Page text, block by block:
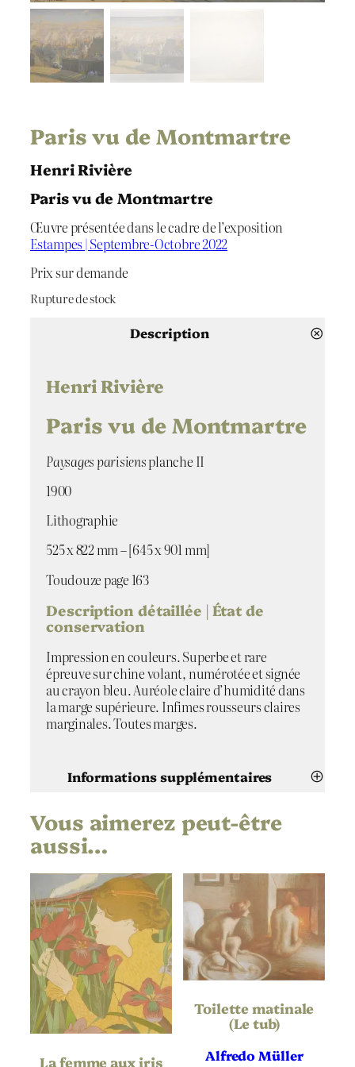
Paris vu de Montmartre
Henri Rivière
Paris vu de Montmartre
Œuvre présentée dans le cadre de l’exposition
Estampes | Septembre-Octobre 2022
Prix sur demande
Rupture de stock
Description
Henri Rivière
Paris vu de Montmartre
Paysages parisiensplanche II
1900
Lithographie
525 x 822 mm – [645 x 901 mm]
Toudouze page 163
Description détaillée | État de
conservation
Impression en couleurs. Superbe et rare
épreuve sur chine volant, numérotée et signée
au crayon bleu. Auréole claire d’humidité dans
la marge supérieure. Infimes rousseurs claires
marginales. Toutes marges.
Informations supplémentaires
Attributs Valeur
Artiste Henri Rivière
Date 1900
Technique Lithographie
Support | Papier Chine volant
Hauteur de
l’oeuvre (mm) 525
Vous aimerez peut-être
aussi…
La femme aux iris
Toilette matinale
(Le tub)
Alfredo Müller